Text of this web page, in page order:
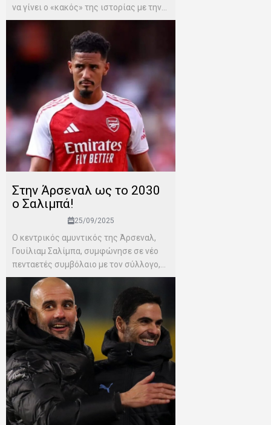
να γίνει ο «κακός» της ιστορίας με την...
Στην Άρσεναλ ως το 2030
ο Σαλιμπά!
25/09/2025
Ο κεντρικός αμυντικός της Άρσεναλ,
Γουίλιαμ Σαλίμπα, συμφώνησε σε νέο
πενταετές συμβόλαιο με τον σύλλογο,...